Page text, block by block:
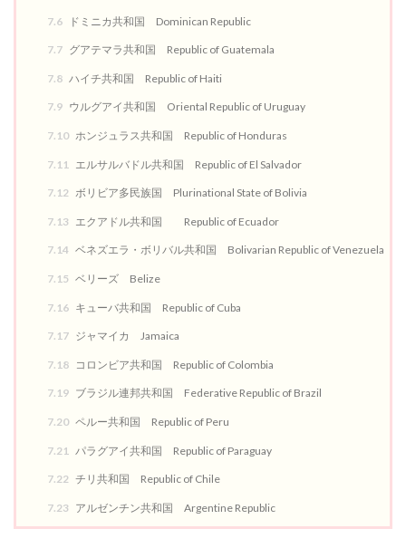
7.6 ドミニカ共和国 Dominican Republic
7.7 グアテマラ共和国 Republic of Guatemala
7.8 ハイチ共和国 Republic of Haiti
7.9 ウルグアイ共和国 Oriental Republic of Uruguay
7.10 ホンジュラス共和国 Republic of Honduras
7.11 エルサルバドル共和国 Republic of El Salvador
7.12 ボリビア多民族国 Plurinational State of Bolivia
7.13 エクアドル共和国 Republic of Ecuador
7.14 ベネズエラ・ボリバル共和国 Bolivarian Republic of Venezuela
7.15 ベリーズ Belize
7.16 キューバ共和国 Republic of Cuba
7.17 ジャマイカ Jamaica
7.18 コロンビア共和国 Republic of Colombia
7.19 ブラジル連邦共和国 Federative Republic of Brazil
7.20 ペルー共和国 Republic of Peru
7.21 パラグアイ共和国 Republic of Paraguay
7.22 チリ共和国 Republic of Chile
7.23 アルゼンチン共和国 Argentine Republic